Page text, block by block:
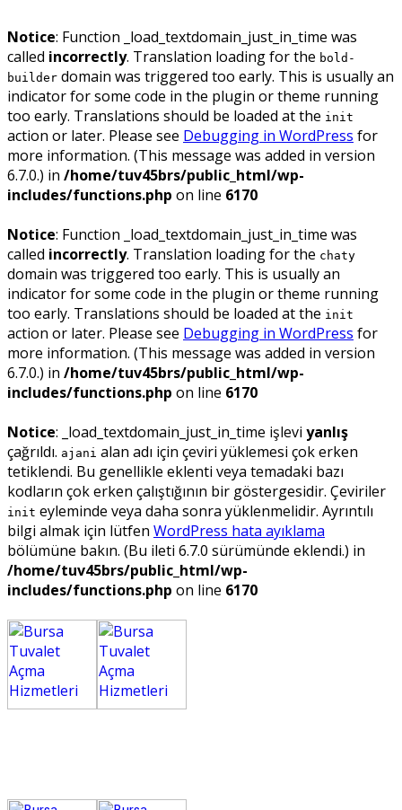
Notice: Function _load_textdomain_just_in_time was
called incorrectly. Translation loading for the bold-
builder domain was triggered too early. This is usually an
indicator for some code in the plugin or theme running
too early. Translations should be loaded at the init
action or later. Please see Debugging in WordPress for
more information. (This message was added in version
6.7.0.) in /home/tuv45brs/public_html/wp-
includes/functions.php on line 6170
Notice: Function _load_textdomain_just_in_time was
called incorrectly. Translation loading for the chaty
domain was triggered too early. This is usually an
indicator for some code in the plugin or theme running
too early. Translations should be loaded at the init
action or later. Please see Debugging in WordPress for
more information. (This message was added in version
6.7.0.) in /home/tuv45brs/public_html/wp-
includes/functions.php on line 6170
Notice: _load_textdomain_just_in_time işlevi yanlış
çağrıldı. ajani alan adı için çeviri yüklemesi çok erken
tetiklendi. Bu genellikle eklenti veya temadaki bazı
kodların çok erken çalıştığının bir göstergesidir. Çeviriler
init eyleminde veya daha sonra yüklenmelidir. Ayrıntılı
bilgi almak için lütfen WordPress hata ayıklama
bölümüne bakın. (Bu ileti 6.7.0 sürümünde eklendi.) in
/home/tuv45brs/public_html/wp-
includes/functions.php on line 6170